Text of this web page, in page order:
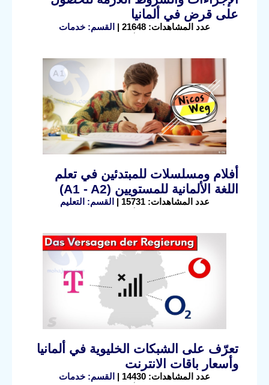
على قرض في ألمانيا
عدد المشاهدات: 21648 | القسم: خدمات
أفلام ومسلسلات للمبتدئين في تعلم
اللغة الألمانية للمستويين (A1 - A2)
عدد المشاهدات: 15731 | القسم: التعليم
تعرّف على الشبكات الخليوية في ألمانيا
وأسعار باقات الانترنت
عدد المشاهدات: 14430 | القسم: خدمات